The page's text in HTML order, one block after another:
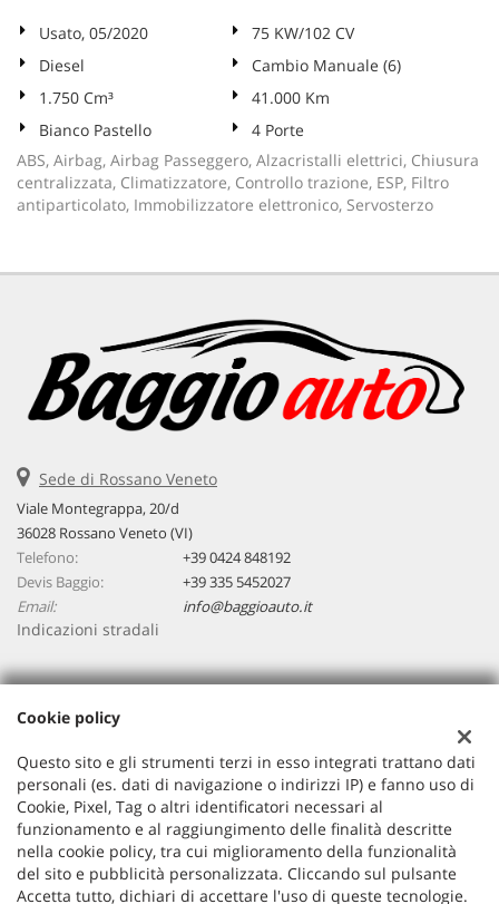
Usato, 05/2020
75 KW/102 CV
Diesel
Cambio Manuale (6)
1.750 Cm³
41.000 Km
Bianco Pastello
4 Porte
ABS, Airbag, Airbag Passeggero, Alzacristalli elettrici, Chiusura
centralizzata, Climatizzatore, Controllo trazione, ESP, Filtro
antiparticolato, Immobilizzatore elettronico, Servosterzo
Sede di Rossano Veneto
Viale Montegrappa, 20/d
36028 Rossano Veneto (VI)
Telefono:
+39 0424 848192
Devis Baggio:
+39 335 5452027
Email:
info@baggioauto.it
Indicazioni stradali
Dati fiscali:
Baggio Auto Srl
Viale Montegrappa, 20/a, Rossano Veneto (VI)
C.F/P.IVA:03251490243
Registro delle imprese:VI
Cookie policy
Questo sito e gli strumenti terzi in esso integrati trattano dati
personali (es. dati di navigazione o indirizzi IP) e fanno uso di
Cookie, Pixel, Tag o altri identificatori necessari al
funzionamento e al raggiungimento delle finalità descritte
nella cookie policy, tra cui miglioramento della funzionalità
del sito e pubblicità personalizzata. Cliccando sul pulsante
Accetta tutto, dichiari di accettare l'uso di queste tecnologie.